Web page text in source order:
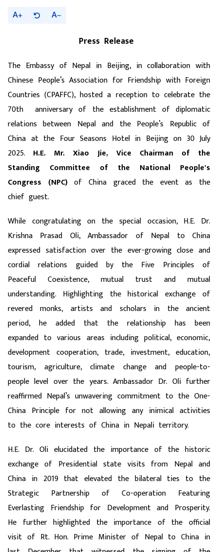
A A
Press Release
The Embassy of Nepal in Beijing, in collaboration with
Chinese People’s Association for Friendship with Foreign
Countries (CPAFFC), hosted a reception to celebrate the
70th anniversary of the establishment of diplomatic
relations between Nepal and the People’s Republic of
China at the Four Seasons Hotel in Beijing on 30 July
2025. H.E. Mr. Xiao Jie, Vice Chairman of the
Standing Committee of the National People's
Congress (NPC)of China graced the event as the
chief guest.
While congratulating on the special occasion, H.E. Dr.
Krishna Prasad Oli, Ambassador of Nepal to China
expressed satisfactionover the ever-growing close and
cordial relations guided by the Five Principles of
Peaceful Coexistence, mutual trust and mutual
understanding. Highlighting the historical exchange of
revered monks, artists and scholars in the ancient
period, he added that the relationship has been
expanded to various areas including political, economic,
development cooperation, trade, investment, education,
tourism, agriculture, climate change and people-to-
people level over the years. Ambassador Dr. Oli further
reaffirmed Nepal’s unwavering commitment to the One-
China Principle for not allowing any inimical activities
to the core interests of China in Nepali territory.
H.E. Dr. Oli elucidated the importance of the historic
exchange of Presidential state visits from Nepal and
China in 2019 that elevated the bilateral ties to the
Strategic Partnership of Co-operation Featuring
Everlasting Friendship for Development and Prosperity.
He further highlighted the importance of the official
visit of Rt. Hon. Prime Minister of Nepal to China in